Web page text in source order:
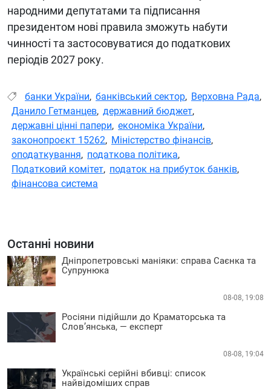
народними депутатами та підписання
президентом нові правила зможуть набути
чинності та застосовуватися до податкових
періодів 2027 року.
банки України, банківський сектор, Верховна Рада,
Данило Гетманцев, державний бюджет,
державні цінні папери, економіка України,
законопроєкт 15262, Міністерство фінансів,
оподаткування, податкова політика,
Податковий комітет, податок на прибуток банків,
фінансова система
Останні новини
Дніпропетровські маніяки: справа Саєнка та
Супрунюка
08-08, 19:08
Росіяни підійшли до Краматорська та
Слов’янська, — експерт
08-08, 19:04
Українські серійні вбивці: список
найвідоміших справ